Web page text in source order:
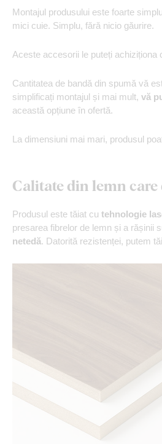
Montajul produsului este foarte
mici cuie. Simplu, fără nicio găurire.
Aceste accesorii le puteți achiziționa
Cantitatea de bandă din spumă vă
simplificați montajul și mai mult, vă
această opțiune în ofertă.
La dimensiuni mai mari, produsul
Calitate din lemn care
Produsul este tăiat cu tehnologie
presarea fibrelor de lemn și a rășinii
netedă. Datorită rezistenței, putem